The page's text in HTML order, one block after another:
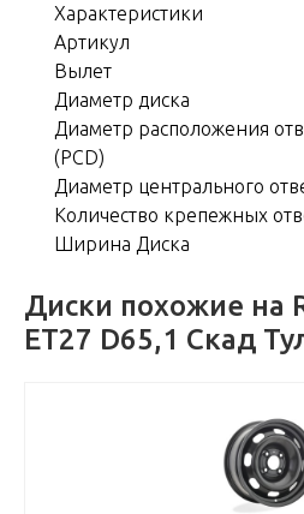
Характеристики
Артикул
Вылет
Диаметр диска
Диаметр расположения
(PCD)
Диаметр центрального
Количество крепежных
Ширина Диска
Диски похожие на
ET27 D65,1 Скад